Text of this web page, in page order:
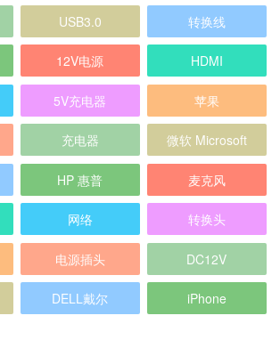
USB3.0 转换线
12V电源 HDMI
5V充电器 苹果
充电器 微软 Microsoft
HP 惠普 麦克风
网络 转换头
电源插头 DC12V
DELL戴尔 iPhone